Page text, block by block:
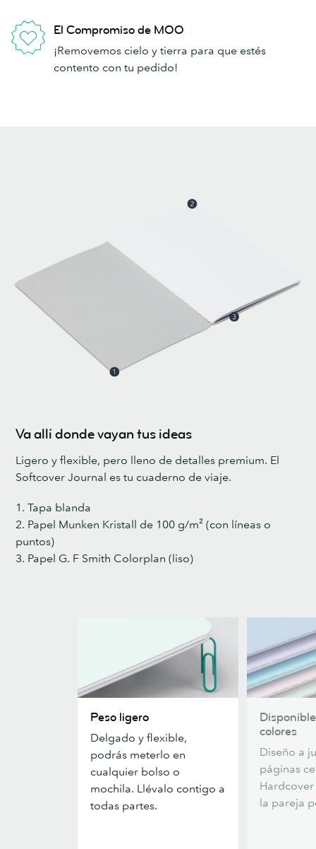
El Compromiso de MOO
¡Removemos cielo y tierra para que estés
contento con tu pedido!
Va allí donde vayan tus ideas
Ligero y flexible, pero lleno de detalles premium. El
Softcover Journal es tu cuaderno de viaje.
1. Tapa blanda
2. Papel Munken Kristall de 100 g/m² (con líneas o
puntos)
3. Papel G. F Smith Colorplan (liso)
ligero
Peso ligero
Delgado y flexible,
podrás meterlo en
cualquier bolso o
mochila. Llévalo contigo a
todas partes.
seis
colores
colores
Diseño a
páginas
la pareja